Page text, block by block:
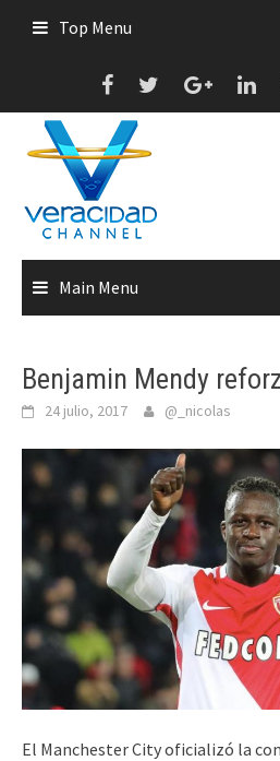
Top Menu
Main Menu
Benjamin Mendy
24 julio, 2017 @_nicolas
El Manchester City oficializó la